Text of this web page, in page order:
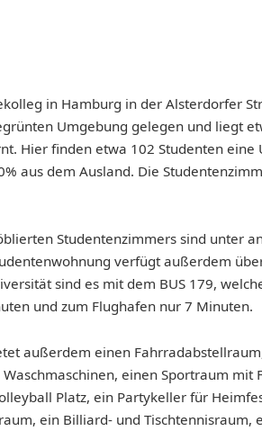
in Hamburg in der Alsterdorfer
Umgebung gelegen und liegt
Hier finden etwa 102 Studenten eine
aus dem Ausland. Die
Studentenzimmers sind unter
verfügt außerdem
sind es mit dem BUS 179,
und zum Flughafen nur 7 Minuten.
außerdem einen
einen Sportraum mit
Platz, ein Partykeller für
ein Billiard- und Tischtennisraum,